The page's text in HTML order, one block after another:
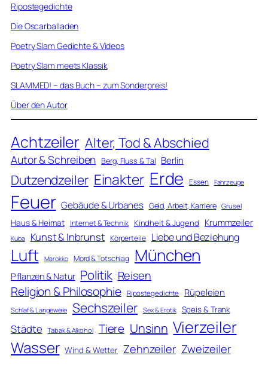
Ripostegedichte
Die Oscarballaden
Poetry Slam Gedichte & Videos
Poetry Slam meets Klassik
SLAMMED! – das Buch – zum Sonderpreis!
Über den Autor
Achtzeiler Alter, Tod & Abschied
Autor & Schreiben Berg, Fluss & Tal Berlin
Dutzendzeiler Einakter Erde Essen Fahrzeuge
Feuer Gebäude & Urbanes Geld, Arbeit, Karriere Grusel
Haus & Heimat Internet & Technik Kindheit & Jugend Krummzeiler
Kuba Kunst & Inbrunst Körperteile Liebe und Beziehung
Luft Marokko Mord & Totschlag München
Pflanzen & Natur Politik Reisen
Religion & Philosophie Ripostegedichte Rüpeleien
Schlaf & Langeweile Sechszeiler Sex & Erotik Speis & Trank
Städte Tabak & Alkohol Tiere Unsinn Vierzeiler
Wasser Wind & Wetter Zehnzeiler Zweizeiler